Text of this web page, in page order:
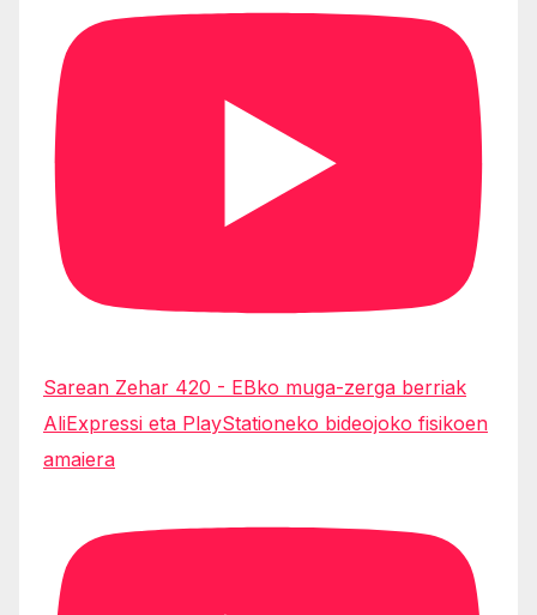
Sarean Zehar 420 - EBko muga-zerga berriak
AliExpressi eta PlayStationeko bideojoko fisikoen
amaiera